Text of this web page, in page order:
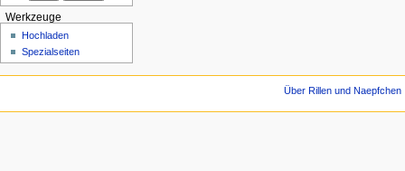
Werkzeuge
Hochladen
Spezialseiten
Über Rillen und Naepfchen